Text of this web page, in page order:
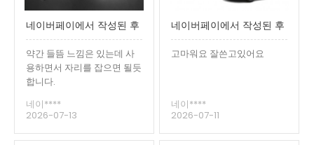
네이버페이에서 작성된 후
기입니다.
약간 들뜸 느낌은 있는데 사
용하면서 자리를 잡으면 될듯
합니다.
네이****
2026-07-13
네이버페이에서 작성된 후
기입니다.
고마워요 잘쓴고있어요
네이****
2026-07-11